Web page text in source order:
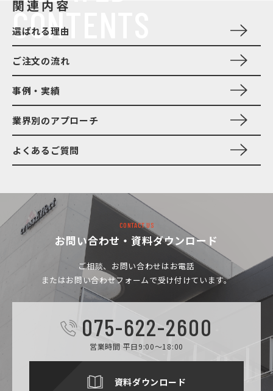
CONTENTS
関連内容
選ばれる理由
ご注文の流れ
事例・実績
業界別のアプローチ
よくあるご質問
CONTACT US
お問い合わせ・資料ダウンロード
ご相談、お問い合わせはお電話
またはお問い合わせフォームで受け付けています。
075-622-2600
営業時間 平日9:00～18:00
資料ダウンロード